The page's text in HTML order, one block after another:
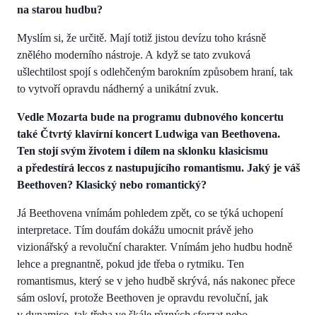
na starou hudbu?
Myslím si, že určitě. Mají totiž jistou devízu toho krásně
znělého moderního nástroje. A když se tato zvuková
ušlechtilost spojí s odlehčeným barokním způsobem hraní, tak
to vytvoří opravdu nádherný a unikátní zvuk.
Vedle Mozarta bude na programu dubnového koncertu
také Čtvrtý klavírní koncert Ludwiga van Beethovena.
Ten stojí svým životem i dílem na sklonku klasicismu
a předestírá leccos z nastupujícího romantismu. Jaký je váš
Beethoven? Klasický nebo romantický?
Já Beethovena vnímám pohledem zpět, co se týká uchopení
interpretace. Tím doufám dokážu umocnit právě jeho
vizionářský a revoluční charakter. Vnímám jeho hudbu hodně
lehce a pregnantně, pokud jde třeba o rytmiku. Ten
romantismus, který se v jeho hudbě skrývá, nás nakonec přece
sám osloví, protože Beethoven je opravdu revoluční, jak